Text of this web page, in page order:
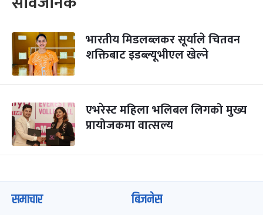
भारतीय मिडलब्लकर सूर्याले चितवन
शक्तिबाट इडब्ल्यूभीएल खेल्ने
एभरेस्ट महिला भलिबल लिगको मुख्य
प्रायोजकमा वात्सल्य
समाचार बिजनेस